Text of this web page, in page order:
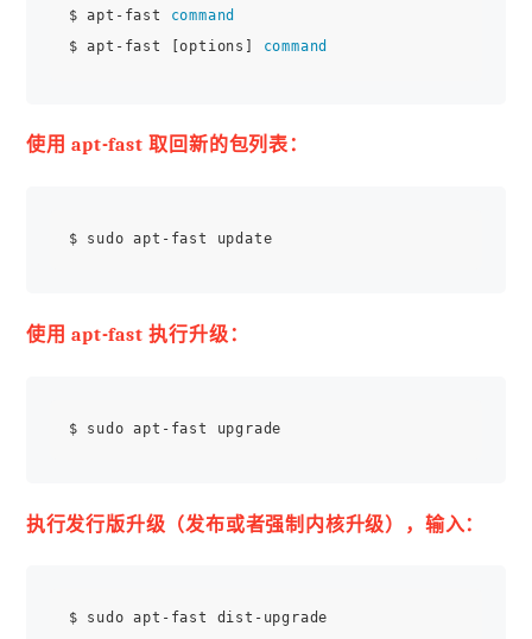
$ apt-fast
command
$ apt-fast [options]
command
使用 apt-fast 取回新的包列表：
使用 apt-fast 执行升级：
执行发行版升级（发布或者强制内核升级），输入：